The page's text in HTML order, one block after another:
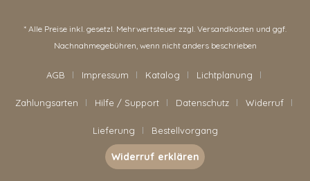
* Alle Preise inkl. gesetzl. Mehrwertsteuer zzgl. Versandkosten und ggf.
Nachnahmegebühren, wenn nicht anders beschrieben
AGB Impressum Katalog Lichtplanung
Zahlungsarten Hilfe / Support Datenschutz Widerruf
Lieferung Bestellvorgang
Widerruf erklären